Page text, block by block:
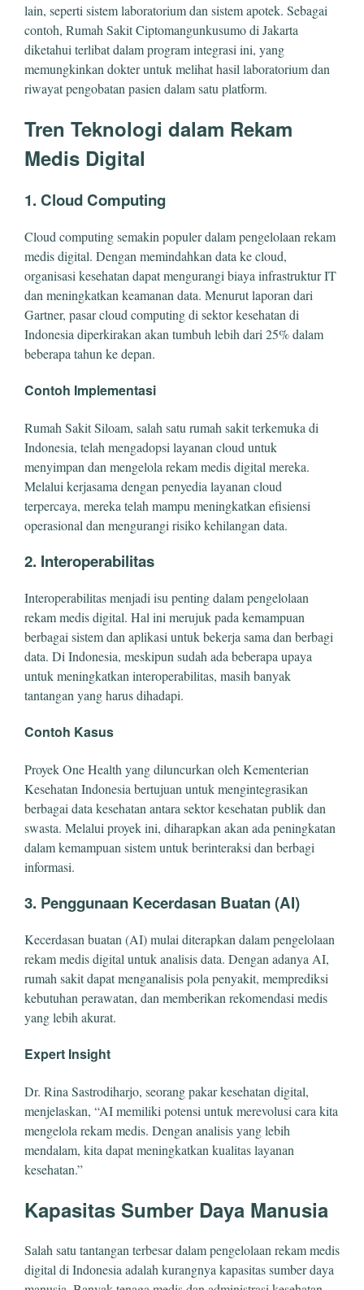
lain, seperti sistem laboratorium dan sistem apotek. Sebagai
contoh, Rumah Sakit Ciptomangunkusumo di Jakarta
diketahui terlibat dalam program integrasi ini, yang
memungkinkan dokter untuk melihat hasil laboratorium dan
riwayat pengobatan pasien dalam satu platform.
Tren Teknologi dalam Rekam
Medis Digital
1. Cloud Computing
Cloud computing semakin populer dalam pengelolaan rekam
medis digital. Dengan memindahkan data ke cloud,
organisasi kesehatan dapat mengurangi biaya infrastruktur IT
dan meningkatkan keamanan data. Menurut laporan dari
Gartner, pasar cloud computing di sektor kesehatan di
Indonesia diperkirakan akan tumbuh lebih dari 25% dalam
beberapa tahun ke depan.
Contoh Implementasi
Rumah Sakit Siloam, salah satu rumah sakit terkemuka di
Indonesia, telah mengadopsi layanan cloud untuk
menyimpan dan mengelola rekam medis digital mereka.
Melalui kerjasama dengan penyedia layanan cloud
terpercaya, mereka telah mampu meningkatkan efisiensi
operasional dan mengurangi risiko kehilangan data.
2. Interoperabilitas
Interoperabilitas menjadi isu penting dalam pengelolaan
rekam medis digital. Hal ini merujuk pada kemampuan
berbagai sistem dan aplikasi untuk bekerja sama dan berbagi
data. Di Indonesia, meskipun sudah ada beberapa upaya
untuk meningkatkan interoperabilitas, masih banyak
tantangan yang harus dihadapi.
Contoh Kasus
Proyek One Health yang diluncurkan oleh Kementerian
Kesehatan Indonesia bertujuan untuk mengintegrasikan
berbagai data kesehatan antara sektor kesehatan publik dan
swasta. Melalui proyek ini, diharapkan akan ada peningkatan
dalam kemampuan sistem untuk berinteraksi dan berbagi
informasi.
3. Penggunaan Kecerdasan Buatan (AI)
Kecerdasan buatan (AI) mulai diterapkan dalam pengelolaan
rekam medis digital untuk analisis data. Dengan adanya AI,
rumah sakit dapat menganalisis pola penyakit, memprediksi
kebutuhan perawatan, dan memberikan rekomendasi medis
yang lebih akurat.
Expert Insight
Dr. Rina Sastrodiharjo, seorang pakar kesehatan digital,
menjelaskan, “AI memiliki potensi untuk merevolusi cara kita
mengelola rekam medis. Dengan analisis yang lebih
mendalam, kita dapat meningkatkan kualitas layanan
kesehatan.”
Kapasitas Sumber Daya Manusia
Salah satu tantangan terbesar dalam pengelolaan rekam medis
digital di Indonesia adalah kurangnya kapasitas sumber daya